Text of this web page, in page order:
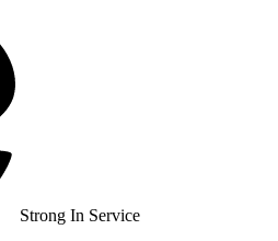
Strong In Service